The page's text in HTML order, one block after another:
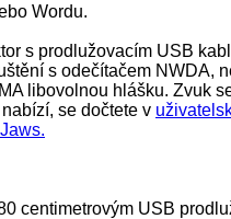
Wordu.
s prodlužovacím USB
s odečítačem
libovolnou hlášku. Zvuk
se dočtete v
centimetrovým USB